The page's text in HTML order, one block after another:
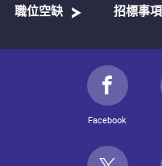
職位空缺 招標事項
Facebook